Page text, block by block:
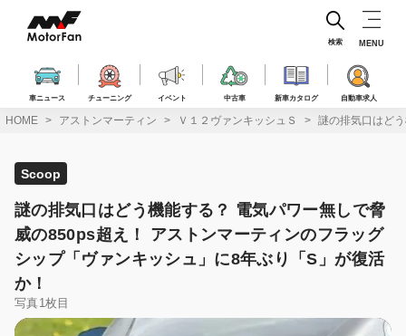
ス
車ニュース チューニング イベント 中古車 新車カタログ 自動車求人
検索 MENU
HOME アストンマーティン Ｖ１２ヴァンキッシュＳ 謎の排気口はど
Scoop
謎の排気口はどう機能する？ 電気パワー無しで脅
威の850ps超え！ アストンマーティンのフラッグ
シップ「ヴァンキッシュ」に8年ぶり「S」が復活
か！
写真1枚目